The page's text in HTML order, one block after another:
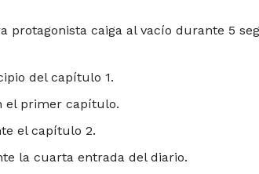
protagonista caiga al vacío durante 5
del capítulo 1.
el primer capítulo.
el capítulo 2.
la cuarta entrada del diario.